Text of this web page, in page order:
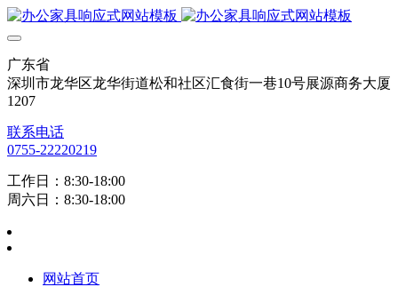
广东省
深圳市龙华区龙华街道松和社区汇食街一巷10号展源商务大厦
1207
联系电话
0755-22220219
工作日：8:30-18:00
周六日：8:30-18:00
网站首页